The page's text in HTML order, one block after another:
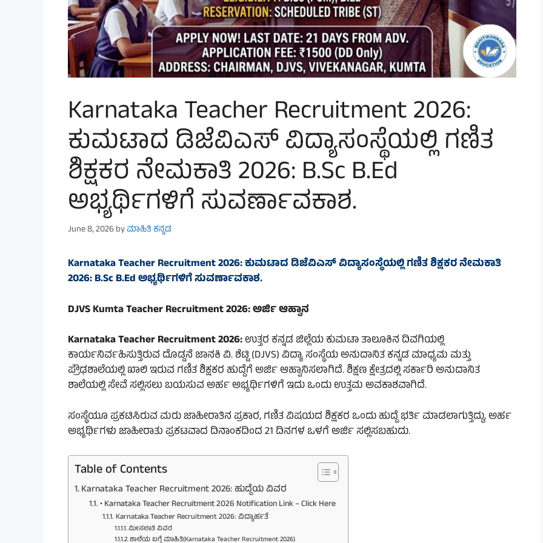
Karnataka Teacher Recruitment 2026:
ಕುಮಟಾದ ಡಿಜೆವಿಎಸ್ ವಿದ್ಯಾಸಂಸ್ಥೆಯಲ್ಲಿ ಗಣಿತ
ಶಿಕ್ಷಕರ ನೇಮಕಾತಿ 2026: B.Sc B.Ed
ಅಭ್ಯರ್ಥಿಗಳಿಗೆ ಸುವರ್ಣಾವಕಾಶ.
June 8, 2026 byಮಾಹಿತಿ ಕನ್ನಡ
Karnataka Teacher Recruitment 2026: ಕುಮಟಾದ ಡಿಜೆವಿಎಸ್ ವಿದ್ಯಾಸಂಸ್ಥೆಯಲ್ಲಿ ಗಣಿತ ಶಿಕ್ಷಕರ ನೇಮಕಾತಿ
2026: B.Sc B.Ed ಅಭ್ಯರ್ಥಿಗಳಿಗೆ ಸುವರ್ಣಾವಕಾಶ.
DJVS Kumta Teacher Recruitment 2026: ಅರ್ಜಿ ಆಹ್ವಾನ
Karnataka Teacher Recruitment 2026:ಉತ್ತರ ಕನ್ನಡ ಜಿಲ್ಲೆಯ ಕುಮಟಾ ತಾಲೂಕಿನ ದಿವಗಿಯಲ್ಲಿ
ಕಾರ್ಯನಿರ್ವಹಿಸುತ್ತಿರುವ ದೊಡ್ಡನೆ ಜಾನಕಿ ವಿ. ಶೆಟ್ಟಿ (DJVS) ವಿದ್ಯಾ ಸಂಸ್ಥೆಯ ಅನುದಾನಿತ ಕನ್ನಡ ಮಾಧ್ಯಮ ಮತ್ತು
ಪ್ರೌಢಶಾಲೆಯಲ್ಲಿ ಖಾಲಿ ಇರುವ ಗಣಿತ ಶಿಕ್ಷಕರ ಹುದ್ದೆಗೆ ಅರ್ಜಿ ಆಹ್ವಾನಿಸಲಾಗಿದೆ. ಶಿಕ್ಷಣ ಕ್ಷೇತ್ರದಲ್ಲಿ ಸರ್ಕಾರಿ ಅನುದಾನಿತ
ಶಾಲೆಯಲ್ಲಿ ಸೇವೆ ಸಲ್ಲಿಸಲು ಬಯಸುವ ಅರ್ಹ ಅಭ್ಯರ್ಥಿಗಳಿಗೆ ಇದು ಒಂದು ಉತ್ತಮ ಅವಕಾಶವಾಗಿದೆ.
ಸಂಸ್ಥೆಯೂ ಪ್ರಕಟಿಸಿರುವ ಮರು ಜಾಹೀರಾತಿನ ಪ್ರಕಾರ, ಗಣಿತ ವಿಷಯದ ಶಿಕ್ಷಕರ ಒಂದು ಹುದ್ದೆ ಭರ್ತಿ ಮಾಡಲಾಗುತ್ತಿದ್ದು, ಅರ್ಹ
ಅಭ್ಯರ್ಥಿಗಳು ಜಾಹೀರಾತು ಪ್ರಕಟವಾದ ದಿನಾಂಕದಿಂದ 21 ದಿನಗಳ ಒಳಗೆ ಅರ್ಜಿ ಸಲ್ಲಿಸಬಹುದು.
Table of Contents
Karnataka Teacher Recruitment 2026: ಹುದ್ದೆಯ ವಿವರ
• Karnataka Teacher Recruitment 2026 Notification Link – Click Here
Karnataka Teacher Recruitment 2026: ವಿದ್ಯಾರ್ಹತೆ
ಮೀಸಲಾತಿ ವಿವರ
ಶಾಲೆಯ ಬಗ್ಗೆ ಮಾಹಿತಿ(Karnataka Teacher Recruitment 2026)